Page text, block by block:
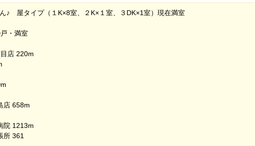
♪ 屋タイプ（１K×8室、２K×１室、３DK×1室）現在満室
・満室
店 220m
店 658m
院 1213m
所 361